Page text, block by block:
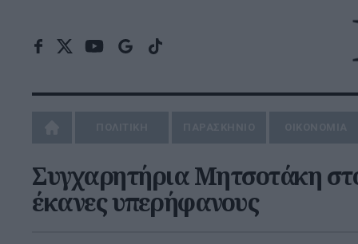
Συγχαρητήρια Μητσοτάκη
έκανες υπερήφανους